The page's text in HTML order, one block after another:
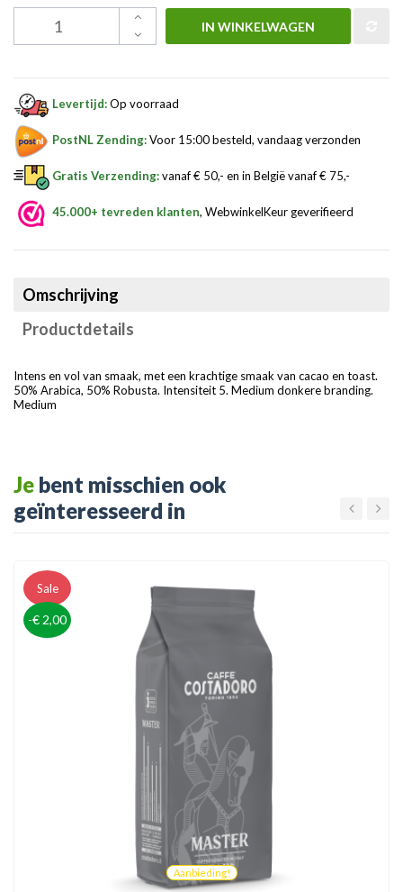
IN WINKELWAGEN
Levertijd:Op voorraad
PostNL Zending:Voor 15:00 besteld, vandaag verzonden
Gratis Verzending:vanaf € 50,- en in België vanaf € 75,-
45.000+ tevreden klanten, WebwinkelKeur geverifieerd
Omschrijving
Productdetails
Intens en vol van smaak, met een krachtige smaak van cacao en toast.
50% Arabica, 50% Robusta. Intensiteit 5. Medium donkere branding.
Medium
Je bent misschien ook
geïnteresseerd in
Sale
-€ 2,00
Aanbieding!